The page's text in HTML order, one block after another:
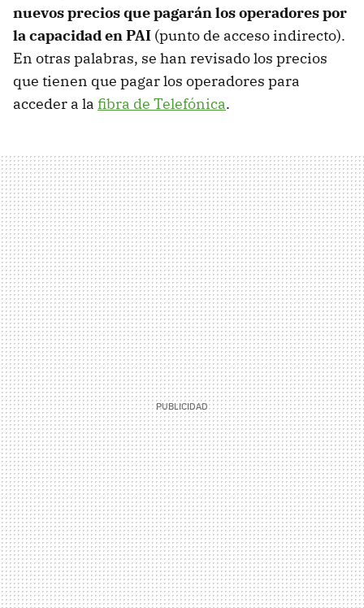
nuevos precios que pagarán los operadores por
la capacidad en PAI (punto de acceso indirecto).
En otras palabras, se han revisado los precios
que tienen que pagar los operadores para
acceder a la fibra de Telefónica.